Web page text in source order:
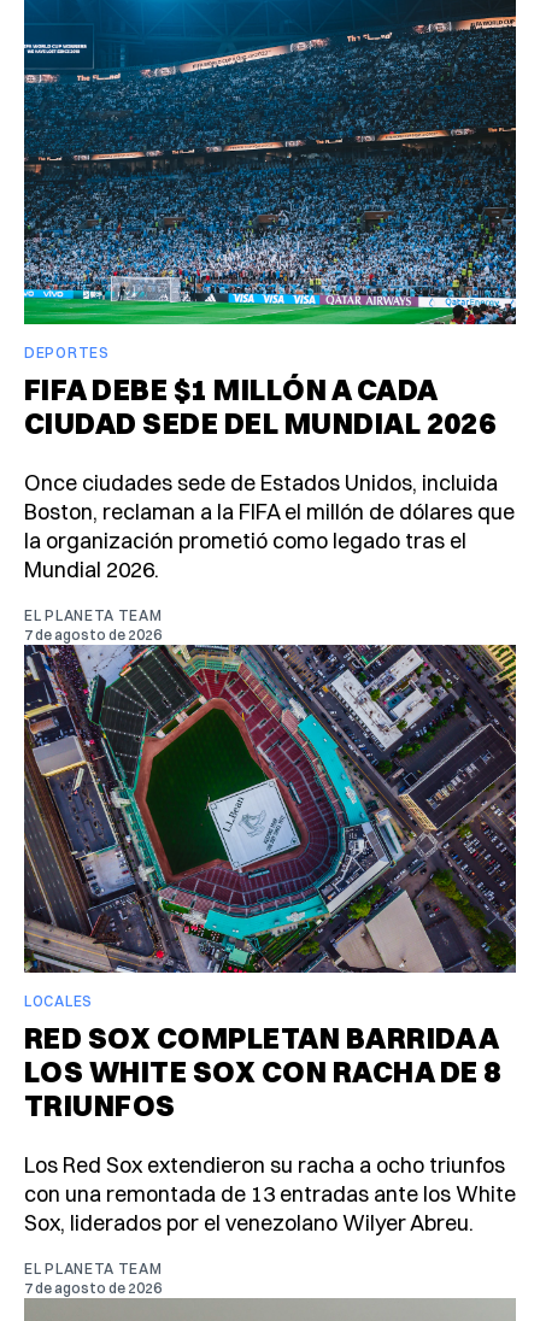
DEPORTES
FIFA DEBE $1 MILLÓN A CADA
CIUDAD SEDE DEL MUNDIAL 2026
Once ciudades sede de Estados Unidos, incluida
Boston, reclaman a la FIFA el millón de dólares que
la organización prometió como legado tras el
Mundial 2026.
EL PLANETA TEAM
7 de agosto de 2026
LOCALES
RED SOX COMPLETAN BARRIDA A
LOS WHITE SOX CON RACHA DE 8
TRIUNFOS
Los Red Sox extendieron su racha a ocho triunfos
con una remontada de 13 entradas ante los White
Sox, liderados por el venezolano Wilyer Abreu.
EL PLANETA TEAM
7 de agosto de 2026